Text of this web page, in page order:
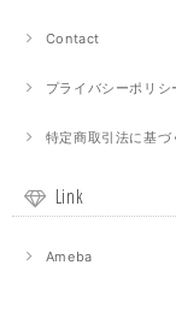
Contact
プライバシーポリシ
特定商取引法に基づ
Link
Ameba